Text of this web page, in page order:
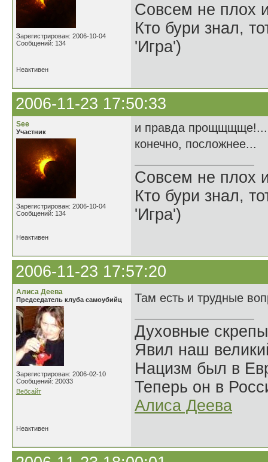
Зарегистрирован: 2006-10-04
Сообщений: 134
Совсем не плох
Кто бури знал,
'Игра')
Неактивен
2006-11-23 17:50:33
See
Участник
Зарегистрирован: 2006-10-04
Сообщений: 134
и правда прощщщще!...
конечно, посложнее...
Совсем не плох
Кто бури знал,
'Игра')
Неактивен
2006-11-23 17:57:20
Алиса Деева
Председатель клуба самоубийц
Зарегистрирован: 2006-02-10
Сообщений: 20033
Вебсайт
Там есть и трудные
Духовные
Явил наш
Нацизм был в
Теперь он в
Алиса Деева
Неактивен